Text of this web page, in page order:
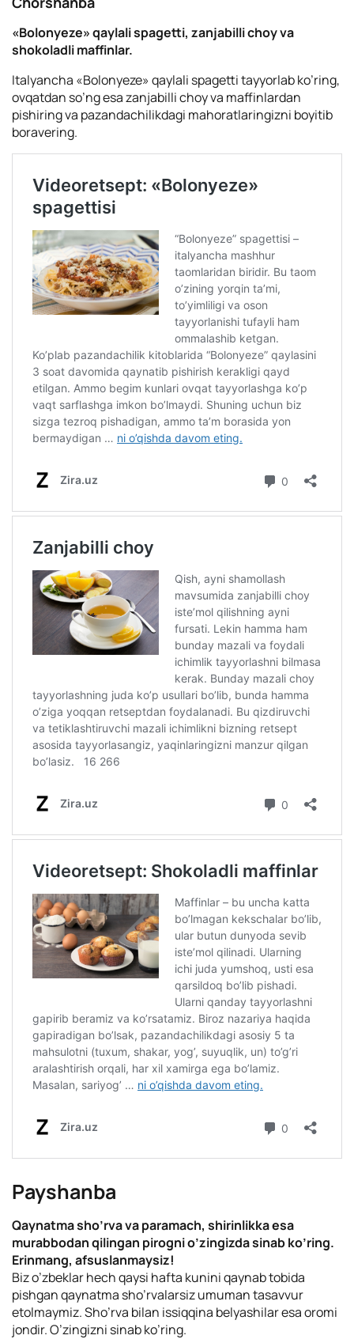
«Bolonyeze» qaylali spagetti, zanjabilli choy va
shokoladli maffinlar.
Italyancha «Bolonyeze» qaylali spagetti tayyorlab ko’ring,
ovqatdan so’ng esa zanjabilli choy va maffinlardan
pishiring va pazandachilikdagi mahoratlaringizni boyitib
boravering.
Payshanba
Qaynatma sho’rva va paramach, shirinlikka esa
murabbodan qilingan pirogni o’zingizda sinab ko’ring.
Erinmang, afsuslanmaysiz!
Biz o’zbeklar hech qaysi hafta kunini qaynab tobida
pishgan qaynatma sho’rvalarsiz umuman tasavvur
etolmaymiz. Sho’rva bilan issiqqina belyashilar esa oromi
jondir. O’zingizni sinab ko’ring.